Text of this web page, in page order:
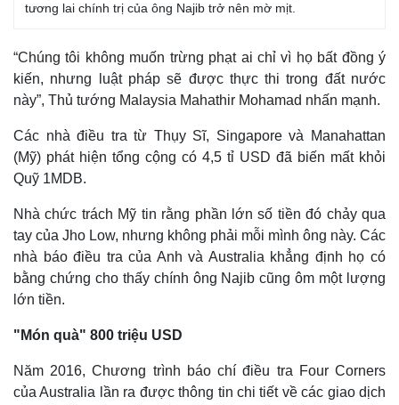
Kinh tế
Bất động sản
Khởi nghiệp
Thị trường
Giá vàng
Tiêu dùng
Chứng khoán
Giá cà phê
tương lai chính trị của ông Najib trở nên mờ mịt.
“Chúng tôi không muốn trừng phạt ai chỉ vì họ bất đồng ý
kiến, nhưng luật pháp sẽ được thực thi trong đất nước
này”, Thủ tướng Malaysia Mahathir Mohamad nhấn mạnh.
Các nhà điều tra từ Thụy Sĩ, Singapore và Manahattan
(Mỹ) phát hiện tổng cộng có 4,5 tỉ USD đã biến mất khỏi
Quỹ 1MDB.
Nhà chức trách Mỹ tin rằng phần lớn số tiền đó chảy qua
tay của Jho Low, nhưng không phải mỗi mình ông này. Các
nhà báo điều tra của Anh và Australia khẳng định họ có
bằng chứng cho thấy chính ông Najib cũng ôm một lượng
lớn tiền.
"Món quà" 800 triệu USD
Năm 2016, Chương trình báo chí điều tra Four Corners
của Australia lần ra được thông tin chi tiết về các giao dịch